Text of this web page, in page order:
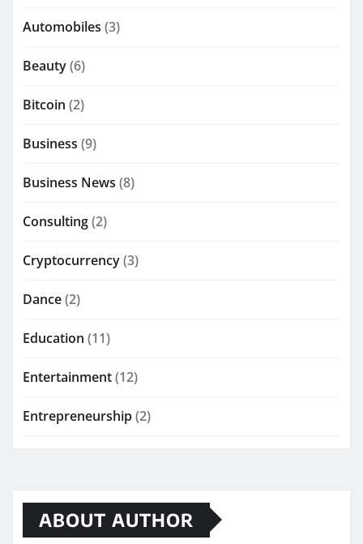
Automobiles (3)
Beauty(6)
Bitcoin (2)
Business (9)
Business News (8)
Consulting(2)
Cryptocurrency(3)
Dance(2)
Education (11)
Entertainment(12)
Entrepreneurship(2)
ABOUT AUTHOR